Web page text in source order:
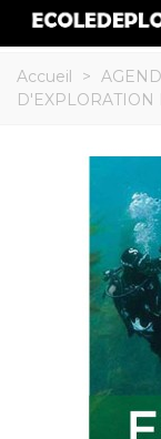
Accueil >
D'EXPLORATION